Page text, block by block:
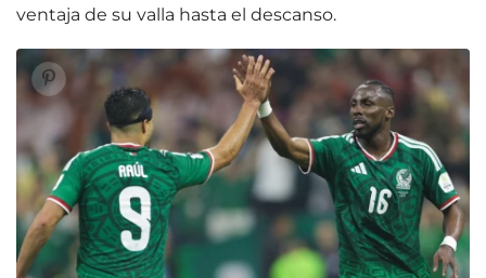
ventaja de su valla hasta el descanso.